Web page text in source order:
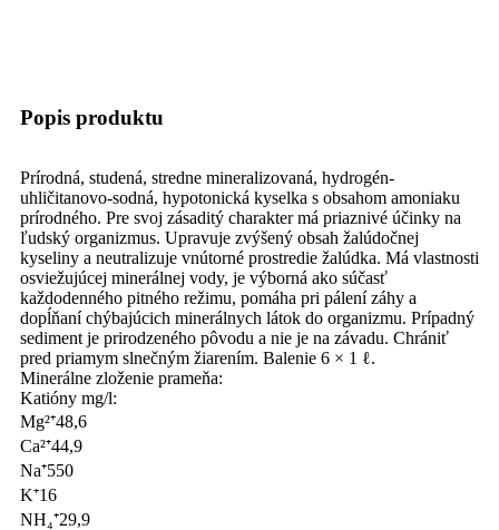
Popis produktu
Prírodná, studená, stredne mineralizovaná, hydrogén-
uhličitanovo-sodná, hypotonická kyselka s obsahom amoniaku
prírodného. Pre svoj zásaditý charakter má priaznivé účinky na
ľudský organizmus. Upravuje zvýšený obsah žalúdočnej
kyseliny a neutralizuje vnútorné prostredie žalúdka. Má vlastnosti
osviežujúcej minerálnej vody, je výborná ako súčasť
každodenného pitného režimu, pomáha pri pálení záhy a
dopĺňaní chýbajúcich minerálnych látok do organizmu. Prípadný
sediment je prirodzeného pôvodu a nie je na závadu. Chrániť
pred priamym slnečným žiarením. Balenie 6 × 1 ℓ.
Minerálne zloženie prameňa:
Katióny mg/l:
Mg²⁺48,6
Ca²⁺44,9
Na⁺550
K⁺16
NH₄⁺29,9